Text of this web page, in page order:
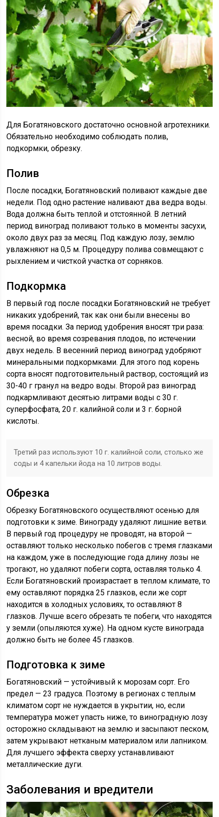
Для Богатяновского достаточно основной агротехники.
Обязательно необходимо соблюдать полив,
подкормки, обрезку.
Полив
После посадки, Богатяновский поливают каждые две
недели. Под одно растение наливают два ведра воды.
Вода должна быть теплой и отстоянной. В летний
период виноград поливают только в моменты засухи,
около двух раз за месяц. Под каждую лозу, землю
увлажняют на 0,5 м. Процедуру полива совмещают с
рыхлением и чисткой участка от сорняков.
Подкормка
В первый год после посадки Богатяновский не требует
никаких удобрений, так как они были внесены во
время посадки. За период удобрения вносят три раза:
весной, во время созревания плодов, по истечении
двух недель. В весенний период виноград удобряют
минеральными подкормками. Для этого под корень
сорта вносят подготовительный раствор, состоящий из
30-40 г гранул на ведро воды. Второй раз виноград
подкармливают десятью литрами воды с 30 г.
суперфосфата, 20 г. калийной соли и 3 г. борной
кислоты.
Третий раз используют 10 г. калийной соли, столько же
соды и 4 капельки йода на 10 литров воды.
Обрезка
Обрезку Богатяновского осуществляют осенью для
подготовки к зиме. Винограду удаляют лишние ветви.
В первый год процедуру не проводят, на второй —
оставляют только несколько побегов с тремя глазками
на каждом, уже в последующие года длину лозы не
трогают, но удаляют побеги сорта, оставляя только 4.
Если Богатяновский произрастает в теплом климате, то
ему оставляют порядка 25 глазков, если же сорт
находится в холодных условиях, то оставляют 8
глазков. Лучше всего обрезать те побеги, что находятся
у земли (опыляются хуже). На одном кусте винограда
должно быть не более 45 глазков.
Подготовка к зиме
Богатяновский — устойчивый к морозам сорт. Его
предел — 23 градуса. Поэтому в регионах с теплым
климатом сорт не нуждается в укрытии, но, если
температура может упасть ниже, то виноградную лозу
осторожно складывают на землю и засыпают песком,
затем укрывают нетканым материалом или лапником.
Для лучшего эффекта сверху устанавливают
металлические дуги.
Заболевания и вредители